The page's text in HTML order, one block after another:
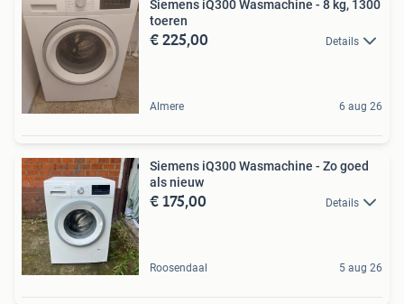
Siemens iQ300 Wasmachine - 8 kg, 1300
toeren
€ 225,00 Details
Almere 6 aug 26
Siemens iQ300 Wasmachine - Zo goed
als nieuw
€ 175,00 Details
Roosendaal 5 aug 26